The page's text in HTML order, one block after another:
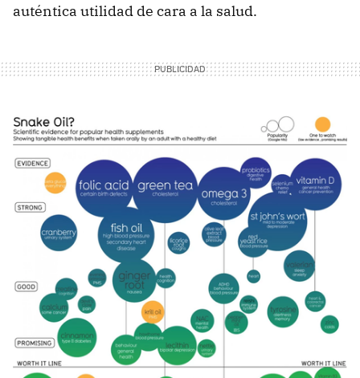
auténtica utilidad de cara a la salud.